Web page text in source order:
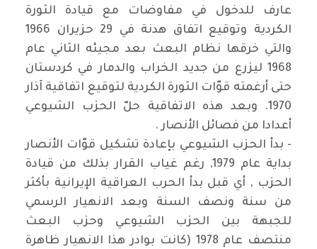
عارف للدخول في مفاوضات مع قيادة الثورة
الكردية وتوقيع اتفاق هدنة في 29 حزيران 1966
والتي خرقها نظام البعث بعد مجيئه الثاني عام
1968 ليزرع من جديد الخراب والدمار في كردستان
حتى أرغمته قوّات الثورة الكردية لتوقيع اتفاقية آذار
1970. وبعد هذه الاتفاقية حلّ الحزب الشيوعي
أعدادا من فصائل الأنصار .
- بدأ الحزب الشيوعي بإعادة تشكيل قوّات الأنصار
بداية عام 1979, رغم غياب القرار بذلك من قيادة
الحزب , أي قبل بدأ الحرب العراقية الإيرانية بأكثر
من سنة ونصف السنة وبعد الانهيار الرسمي
للجبهة بين الحزب الشيوعي وحزب البعث
منتصف عام 1978 (كانت بوادر هذا الانهيار ظاهرة